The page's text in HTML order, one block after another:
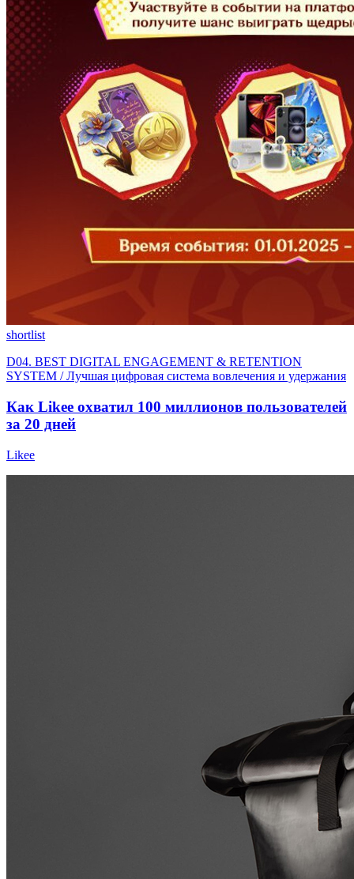
shortlist
D04. BEST DIGITAL ENGAGEMENT & RETENTION
SYSTEM / Лучшая цифровая система вовлечения и удержания
Как Likee охватил 100 миллионов пользователей
за 20 дней
Likee